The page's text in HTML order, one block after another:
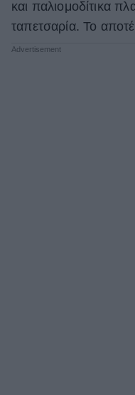
και παλιομοδίτικα
ταπετσαρία. Το